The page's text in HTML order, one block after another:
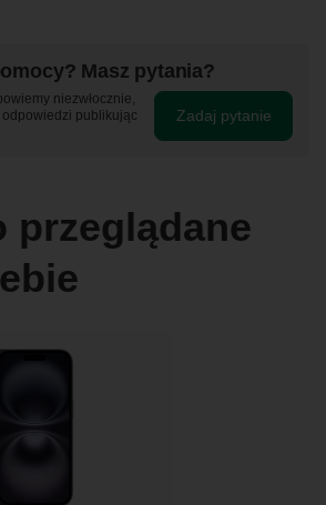
Masz pytania?
niezwłocznie,
publikując
Zadaj pytanie
przeglądane